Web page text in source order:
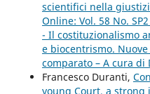
scientifici nella
Online: Vol. 58 No.
- Il costituzionalismo
e biocentrismo.
comparato – A cura di
Francesco Duranti,
young Court, a strong